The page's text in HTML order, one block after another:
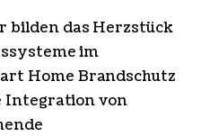
bilden das Herzstück
im
Home Brandschutz
Integration von